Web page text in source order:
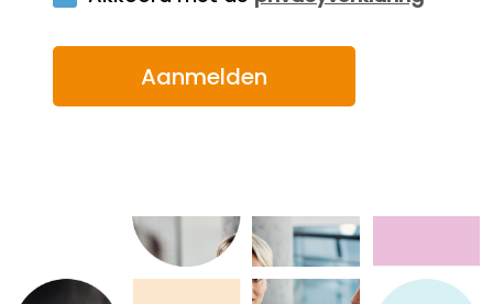
behulp van een gespecialiseerde mediator. Deze
mediator kan dienen als een neutrale bemiddelaar,
die betrokken partijen helpt om tot constructieve
oplossingen te komen. Dit proces van bemiddeling
samenwerkingsgerichte sfeer binnen het team. Tot
slot is het van groot belang dat organisaties
proactief werken aan het voorkomen van